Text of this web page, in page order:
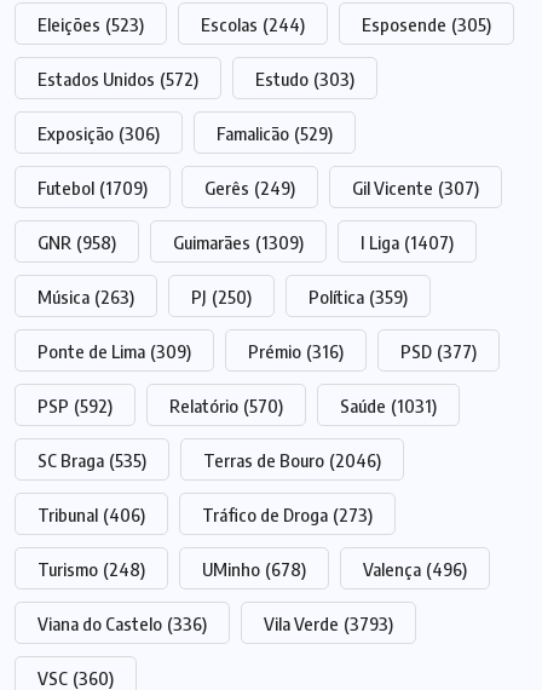
Eleições (523) Escolas (244) Esposende (305)
Estados Unidos (572) Estudo (303)
Exposição (306) Famalicão (529)
Futebol (1709) Gerês (249) Gil Vicente (307)
GNR (958) Guimarães (1309) I Liga (1407)
Música (263) PJ (250) Política (359)
Ponte de Lima (309) Prémio (316) PSD (377)
PSP (592) Relatório (570) Saúde (1031)
SC Braga (535) Terras de Bouro (2046)
Tribunal (406) Tráfico de Droga (273)
Turismo (248) UMinho (678) Valença (496)
Viana do Castelo (336) Vila Verde (3793)
VSC (360)